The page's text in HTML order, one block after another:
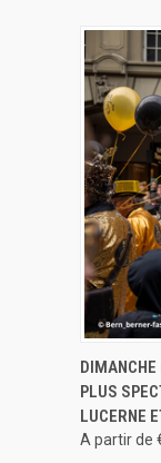
APERÇU
PLUS
LUCERNE
A partir de